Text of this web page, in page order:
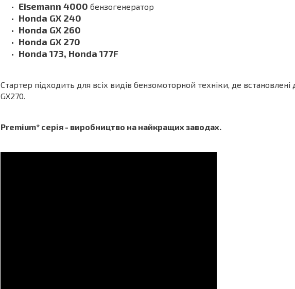
Eisemann 4000 бензогенератор
Honda GX 240
Honda GX 260
Honda GX 270
Honda 173, Honda 177F
Стартер підходить для всіх видів бензомоторной техніки, де
GX270.
Premium* серія - виробництво на найкращих заводах.